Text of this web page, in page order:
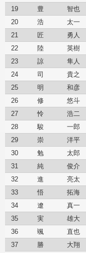
19
豊 智也
20
浩 太一
21
匠 勇人
22
陸 英樹
23
諒 隼人
24
司 貴之
25
明 和彦
26
修 悠斗
27
怜 浩二
28
駿 一郎
29
崇 洋平
30
勉 太郎
31
純 俊介
32
進 亮太
33
悟 拓海
34
遼 真一
35
実 雄大
36
颯 直也
37
勝 大翔